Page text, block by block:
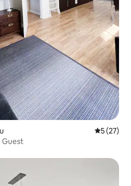
Note
5 (27)
Guest